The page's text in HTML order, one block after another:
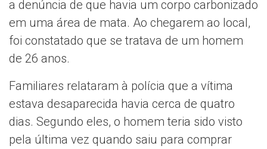
a denúncia de que havia um corpo carbonizado
em uma área de mata. Ao chegarem ao local,
foi constatado que se tratava de um homem
de 26 anos.
Familiares relataram à polícia que a vítima
estava desaparecida havia cerca de quatro
dias. Segundo eles, o homem teria sido visto
pela última vez quando saiu para comprar